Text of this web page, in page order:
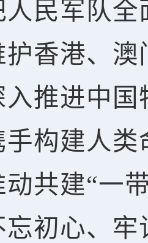
人民军队
护香港、
入推进中
手构建人类
共建“一
忘初心、